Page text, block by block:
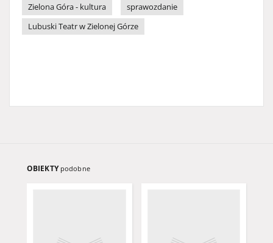
Zielona Góra - kultura
sprawozdanie
Lubuski Teatr w Zielonej Górze
OBIEKTY podobne